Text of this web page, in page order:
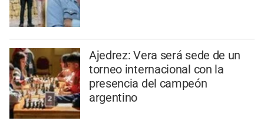
Ajedrez: Vera será sede de un
torneo internacional con la
presencia del campeón
argentino